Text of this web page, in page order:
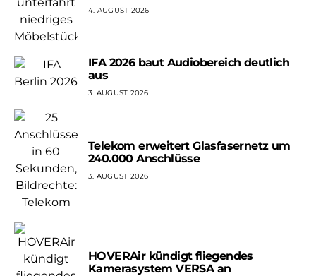
4. AUGUST 2026
IFA 2026 baut Audiobereich deutlich
aus
3. AUGUST 2026
Telekom erweitert Glasfasernetz um
240.000 Anschlüsse
3. AUGUST 2026
HOVERAir kündigt fliegendes
Kamerasystem VERSA an